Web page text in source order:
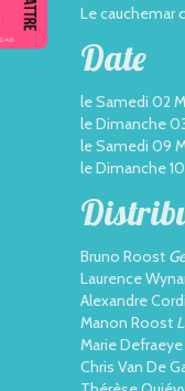
Le cauchemar
Date
le Samedi 02
le Dimanche
le Samedi 09
le Dimanche 10
Bruno Roost
Laurence
Alexandre
Manon Roost
Marie Defraeye
Chris Van De